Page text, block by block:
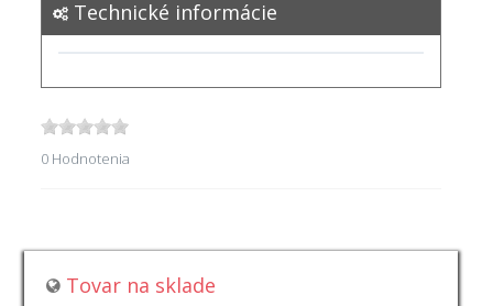
Technické informácie
0 Hodnotenia
Tovar na sklade